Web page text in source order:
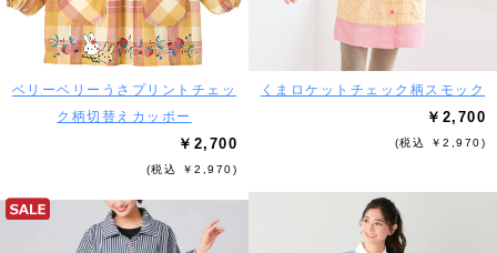
ベリーベリーうさプリントチェッ
ク柄切替えカッポー
￥2,700
(税込 ￥2,970)
くまロケットチェック柄スモック
￥2,700
(税込 ￥2,970)